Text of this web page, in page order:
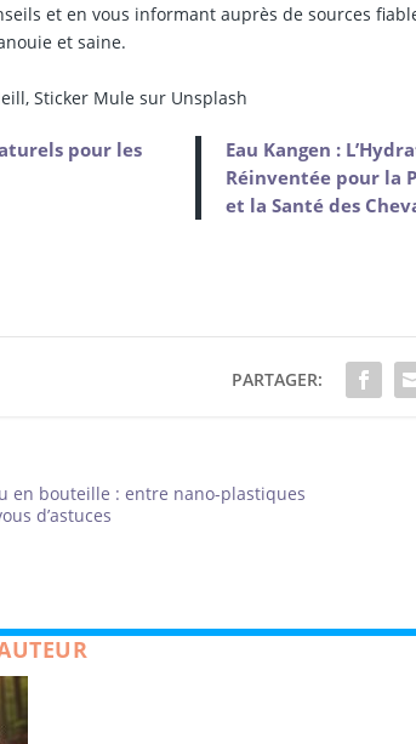
et en vous informant auprès de sources
et saine.
Sticker Mule sur Unsplash
pour les
Eau Kangen :
Réinventée pour la
et la Santé des
PARTAGER:
en bouteille : entre nano-plastiques
d’astuces